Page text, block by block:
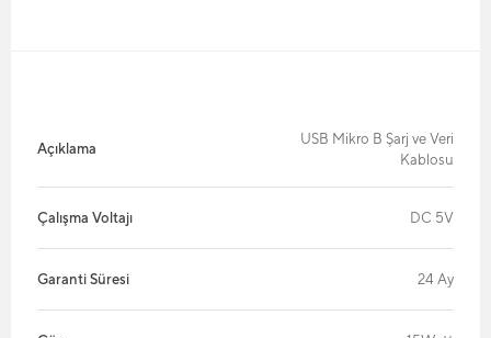
Açıklama
USB Mikro B Şarj ve Veri
Kablosu
Çalışma Voltajı DC 5V
Garanti Süresi 24 Ay